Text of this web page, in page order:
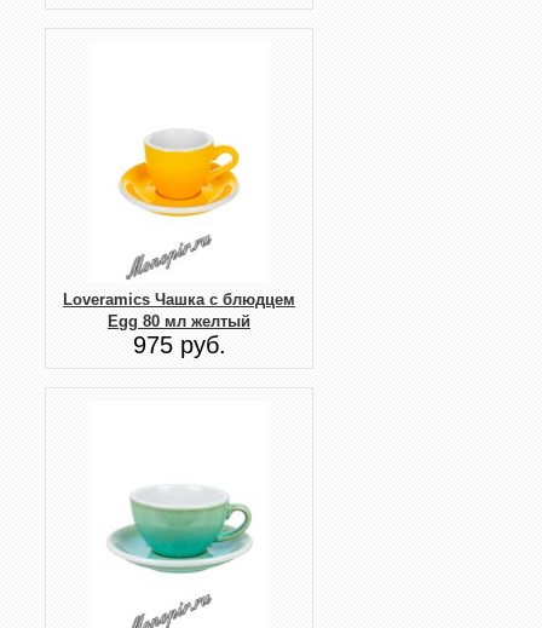
Loveramics Чашка с блюдцем
Egg 80 мл желтый
975 руб.